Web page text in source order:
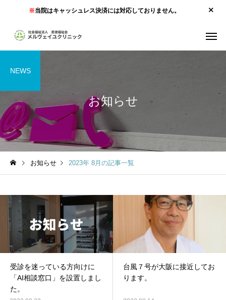
※当院はキャッシュレス決済には対応しておりません。
お知らせ
NEWS
お知らせ 2023年 8月の記事一覧
受診を迷っている方向けに
「AI相談窓口」を設置しまし
た。
台風７号が大阪に接近してお
ります。